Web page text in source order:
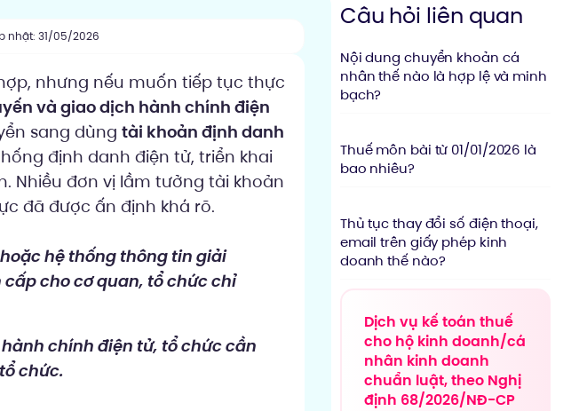
nhật: 31/05/2026
nhưng nếu muốn tiếp tục thực
và giao dịch hành chính điện
sang dùng tài khoản định danh
định danh điện tử, triển khai
Nhiều đơn vị lầm tưởng tài khoản
đã được ấn định khá rõ.
hệ thống thông tin giải
cho cơ quan, tổ chức chỉ
chính điện tử, tổ chức cần
chức.
Câu hỏi liên quan
Nội dung chuyển khoản cá
nhân thế nào là hợp lệ và minh
bạch?
Thuế môn bài từ 01/01/2026 là
bao nhiêu?
Thủ tục thay đổi số điện thoại,
email trên giấy phép kinh
doanh thế nào?
Dịch vụ kế toán thuế
cho hộ kinh doanh/cá
nhân kinh doanh
chuẩn luật, theo Nghị
định 68/2026/NĐ-CP